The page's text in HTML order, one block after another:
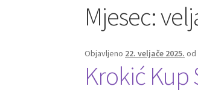
Mjesec:
Objavljeno 22. veljače 2025. od
Krokić